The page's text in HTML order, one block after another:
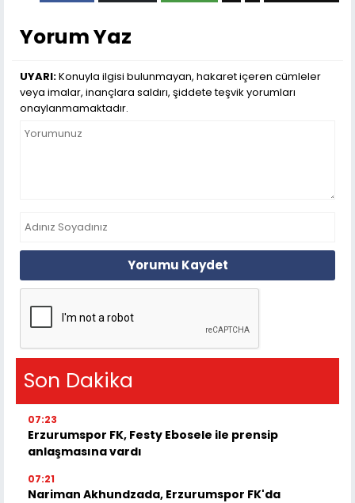
Yorum Yaz
UYARI:Konuyla ilgisi bulunmayan, hakaret içeren cümleler
veya imalar, inançlara saldırı, şiddete teşvik yorumları
onaylanmamaktadır.
Yorumu Kaydet
Son Dakika
07:23
Erzurumspor FK, Festy Ebosele ile prensip
anlaşmasına vardı
07:21
Nariman Akhundzada, Erzurumspor FK'da